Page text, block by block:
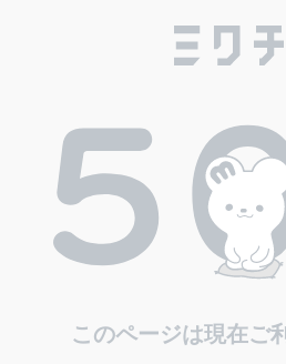
このページは現在ご